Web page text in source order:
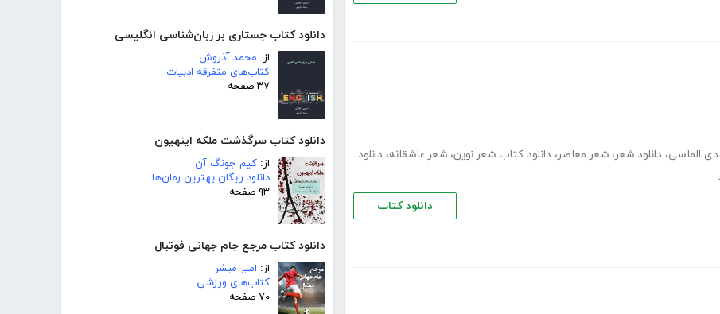
دانلود کتاب جستاری بر زبان‌شناسی انگلیسی
از: محمد آذروش
کتاب‌های متفرقه ادبیات
۳۷ صفحه
دانلود کتاب سرگذشت ملکه اینهیون
از: کیم جونگ آن
دانلود رایگان بهترین رمان‌ها
۹۳ صفحه
دانلود کتاب مرجع جام جهانی فوتبال
از: امیر مبشر
کتاب‌های ورزشی
۷۰ صفحه
، دانلود شعر، شعر معاصر، دانلود کتاب شعر نوین، شعر عاشقانه، دانلود
دانلود کتاب